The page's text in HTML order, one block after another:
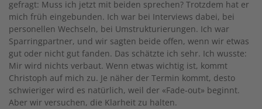
gefragt: Muss ich jetzt mit beiden sprechen? Trotzdem hat er
mich früh eingebunden. Ich war bei Interviews dabei, bei
personellen Wechseln, bei Umstrukturierungen. Ich war
Sparringpartner, und wir sagten beide offen, wenn wir etwas
gut oder nicht gut fanden. Das schätzte ich sehr. Ich wusste:
Mir wird nichts verbaut. Wenn etwas wichtig ist, kommt
Christoph auf mich zu. Je näher der Termin kommt, desto
schwieriger wird es natürlich, weil der «Fade-out» beginnt.
Aber wir versuchen, die Klarheit zu halten.